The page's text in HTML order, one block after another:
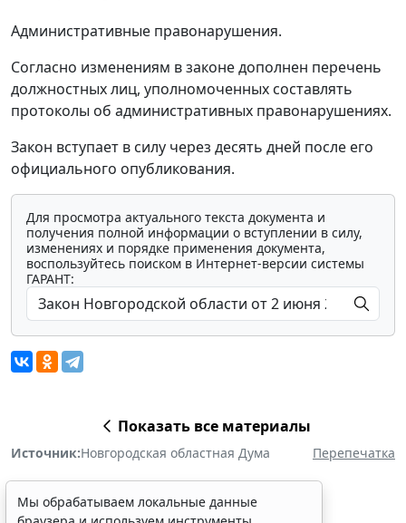
Административные правонарушения.
Согласно изменениям в законе дополнен перечень
должностных лиц, уполномоченных составлять
протоколы об административных правонарушениях.
Закон вступает в силу через десять дней после его
официального опубликования.
Для просмотра актуального текста документа и
получения полной информации о вступлении в силу,
изменениях и порядке применения документа,
воспользуйтесь поиском в Интернет-версии системы
ГАРАНТ:
Показать все материалы
Источник:Новгородская областная Дума Перепечатка
Мы обрабатываем локальные данные